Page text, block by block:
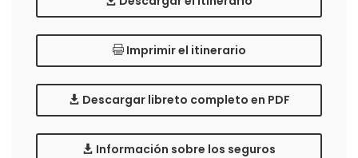
Imprimir el itinerario
Descargar libreto completo en PDF
Información sobre los seguros